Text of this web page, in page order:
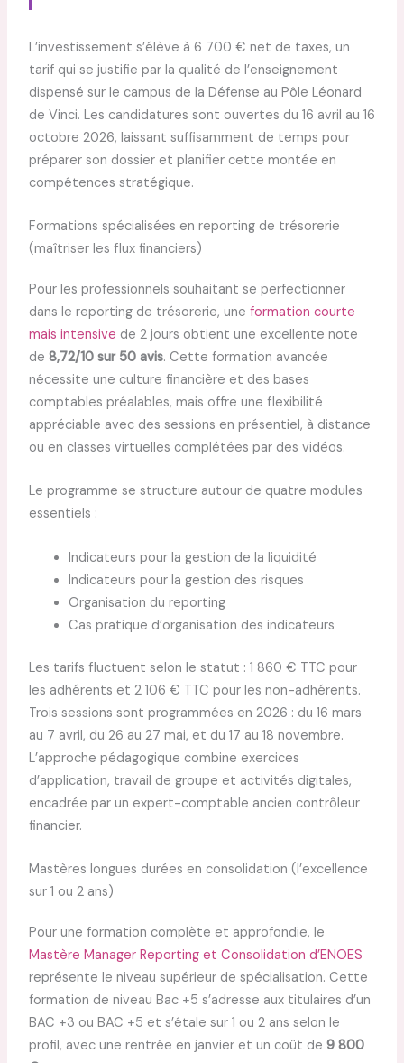
L’investissement s’élève à 6 700 € net de taxes, un
tarif qui se justifie par la qualité de l’enseignement
dispensé sur le campus de la Défense au Pôle Léonard
de Vinci. Les candidatures sont ouvertes du 16 avril au 16
octobre 2026, laissant suffisamment de temps pour
préparer son dossier et planifier cette montée en
compétences stratégique.
Formations spécialisées en reporting de trésorerie
(maîtriser les flux financiers)
Pour les professionnels souhaitant se perfectionner
dans le reporting de trésorerie, une formation courte
mais intensive de 2 jours obtient une excellente note
de 8,72/10 sur 50 avis. Cette formation avancée
nécessite une culture financière et des bases
comptables préalables, mais offre une flexibilité
appréciable avec des sessions en présentiel, à distance
ou en classes virtuelles complétées par des vidéos.
Le programme se structure autour de quatre modules
essentiels :
Indicateurs pour la gestion de la liquidité
Indicateurs pour la gestion des risques
Organisation du reporting
Cas pratique d’organisation des indicateurs
Les tarifs fluctuent selon le statut : 1 860 € TTC pour
les adhérents et 2 106 € TTC pour les non-adhérents.
Trois sessions sont programmées en 2026 : du 16 mars
au 7 avril, du 26 au 27 mai, et du 17 au 18 novembre.
L’approche pédagogique combine exercices
d’application, travail de groupe et activités digitales,
encadrée par un expert-comptable ancien contrôleur
financier.
Mastères longues durées en consolidation (l’excellence
sur 1 ou 2 ans)
Pour une formation complète et approfondie, le
Mastère Manager Reporting et Consolidation d’ENOES
représente le niveau supérieur de spécialisation. Cette
formation de niveau Bac +5 s’adresse aux titulaires d’un
BAC +3 ou BAC +5 et s’étale sur 1 ou 2 ans selon le
profil, avec une rentrée en janvier et un coût de 9 800